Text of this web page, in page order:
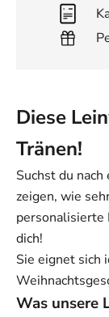
Diese
Tränen!
Suchst du
zeigen, wie
personalisierte
dich!
Sie eignet sich
Was unsere